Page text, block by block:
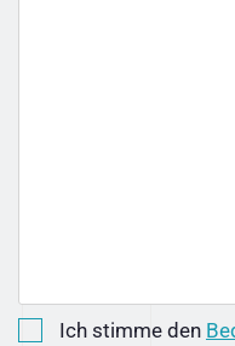
Ich stimme den